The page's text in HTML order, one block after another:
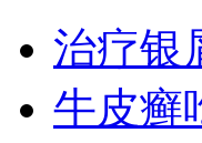
治疗银
牛皮癣